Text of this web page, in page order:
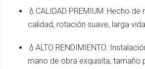
💧CALIDAD PREMIUM: Hecho
calidad, rotación suave, larga
💧ALTO RENDIMIENTO:
mano de obra exquisita, tamaño